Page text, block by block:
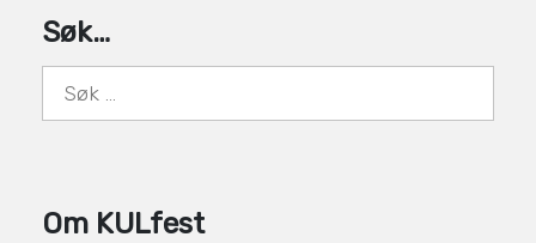
Søk…
Søk
Om KULfest